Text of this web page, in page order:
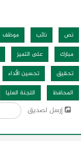
نص نائب موظف
مبارك
على التميز
تحقيق
تحسين الأداء
المحافظ
اللجنة العليا
إرسل لصديقFacebook